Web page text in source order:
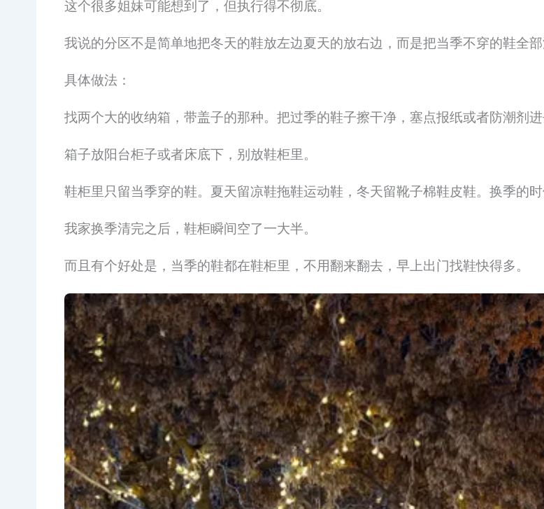
这个很多姐妹可能想到了，但执行得不彻底。
我说的分区不是简单地把冬天的鞋放左边夏天的放右边，而是把当季不穿的鞋全部
具体做法：
找两个大的收纳箱，带盖子的那种。把过季的鞋子擦干净，塞点报纸或者防潮剂进
箱子放阳台柜子或者床底下，别放鞋柜里。
鞋柜里只留当季穿的鞋。夏天留凉鞋拖鞋运动鞋，冬天留靴子棉鞋皮鞋。换季的时
我家换季清完之后，鞋柜瞬间空了一大半。
而且有个好处是，当季的鞋都在鞋柜里，不用翻来翻去，早上出门找鞋快得多。